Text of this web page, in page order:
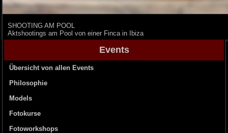
SHOOTING AM POOL
Aktshootings am Pool von einer Finca in Ibiza
Events
Übersicht von allen Events
Philosophie
Models
Fotokurse
Fotoworkshops